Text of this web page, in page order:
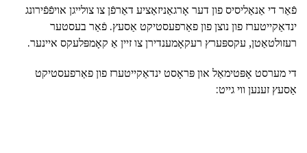
פֿאַר די אַנאַליסיס פון דער אָרגאַניזאַציע דאַרפֿן צו צולייגן אויפֿפֿירונג
ינדאַקייטערז פון נוצן פון פאַרפעסטיקט אַסעץ. פֿאַר בעסטער
רעזולטאַטן, עקספּערץ רעקאָמענדירן צו זיין אַ קאָמפּלעקס איינער.
די מערסט אָפּטימאַל און פּראָסט ינדאַקייטערז פון פאַרפעסטיקט
אַסעץ זענען ווי גייט: